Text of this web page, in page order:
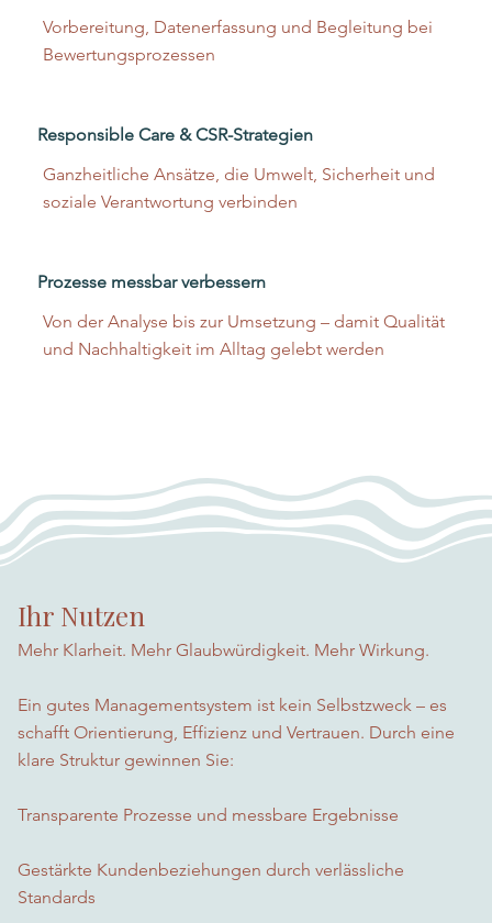
Vorbereitung, Datenerfassung und Begleitung bei
Bewertungsprozessen
Responsible Care & CSR-Strategien
Ganzheitliche Ansätze, die Umwelt, Sicherheit und
soziale Verantwortung verbinden
Prozesse messbar verbessern
Von der Analyse bis zur Umsetzung – damit Qualität
und Nachhaltigkeit im Alltag gelebt werden
Ihr Nutzen
Mehr Klarheit. Mehr Glaubwürdigkeit. Mehr Wirkung.
Ein gutes Managementsystem ist kein Selbstzweck – es
schafft Orientierung, Effizienz und Vertrauen. Durch eine
klare Struktur gewinnen Sie:
Transparente Prozesse und messbare Ergebnisse
Gestärkte Kundenbeziehungen durch verlässliche
Standards